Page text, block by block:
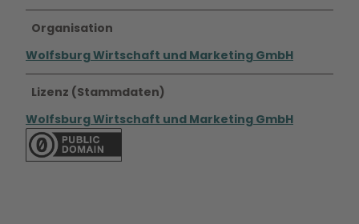
Organisation
Wolfsburg Wirtschaft und Marketing GmbH
Lizenz (Stammdaten)
Wolfsburg Wirtschaft und Marketing GmbH